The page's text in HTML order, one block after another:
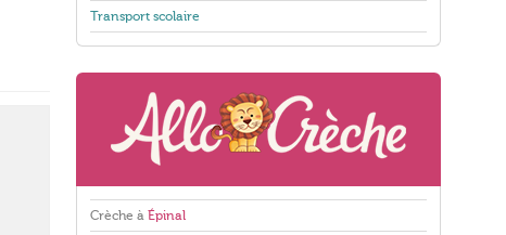
Transport scolaire
Crèche à Épinal